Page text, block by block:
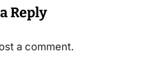
Reply
a comment.